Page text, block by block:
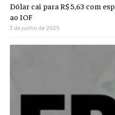
Dólar cai para R$ 5,63 com
ao IOF
3 de junho de 2025